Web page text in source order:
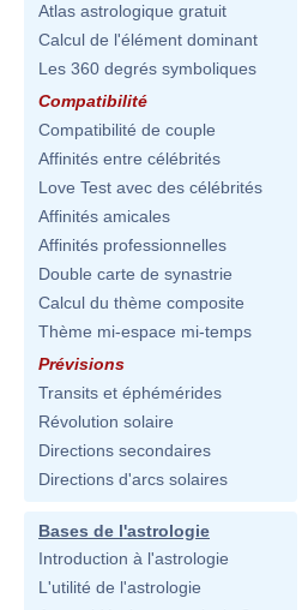
Atlas astrologique gratuit
Calcul de l'élément dominant
Les 360 degrés symboliques
Compatibilité
Compatibilité de couple
Affinités entre célébrités
Love Test avec des célébrités
Affinités amicales
Affinités professionnelles
Double carte de synastrie
Calcul du thème composite
Thème mi-espace mi-temps
Prévisions
Transits et éphémérides
Révolution solaire
Directions secondaires
Directions d'arcs solaires
Bases de l'astrologie
Introduction à l'astrologie
L'utilité de l'astrologie